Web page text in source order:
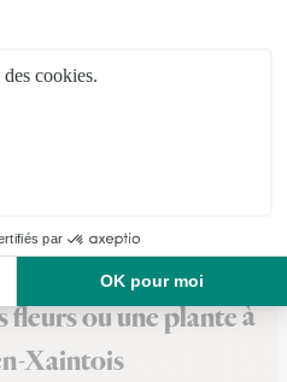
ou une plante à
Xaintois